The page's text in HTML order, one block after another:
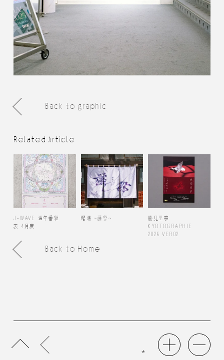
*
Back to graphic
Related Article
J-WAVE 通年番組
表 4月度
曙湯 ~藤祭~
勝見里奈
KYOTOGRAPHIE
2026 VER02
Back to Home